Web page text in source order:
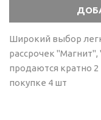
Широкий выбор
рассрочек
продаются кратно
покупке 4 шт